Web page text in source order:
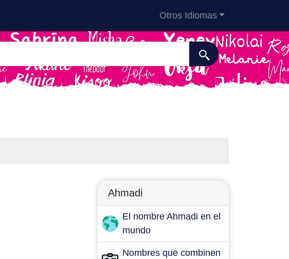
Otros Idiomas
Ahmadi
El nombre Ahmadi en el
mundo
Nombres que combinen